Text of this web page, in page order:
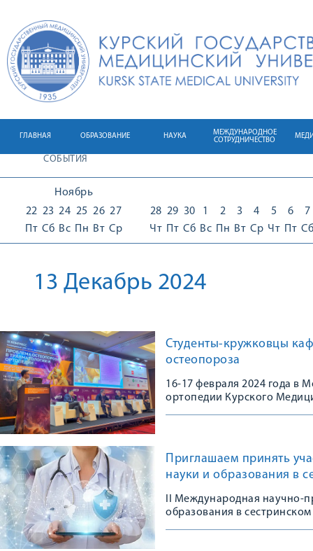
ГЛАВНАЯ ОБРАЗОВАНИЕ НАУКА
МЕЖДУНАРОДНОЕ
СОТРУДНИЧЕСТВО
СОБЫТИЯ
Ноябрь
22
Пт
23
Сб
24
Вс
25
Пн
26
Вт
27
Ср
28
Чт
29
Пт
30
Сб
1
Вс
2
Пн
3
Вт
4
Ср
5
Чт
6
Пт
7
Сб
13 Декабрь 2024
Студенты-кружковцы
остеопороза
16-17 февраля 2024 года в
ортопедии Курского
Приглашаем принять
науки и образования в
II Международная научно-
образования в